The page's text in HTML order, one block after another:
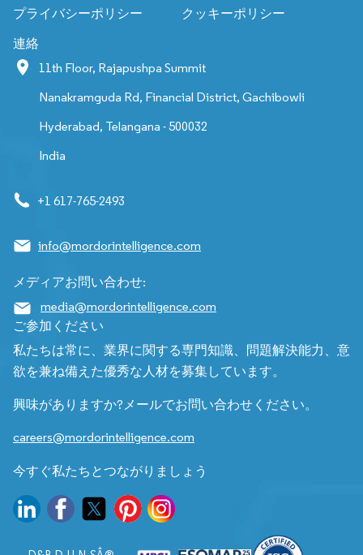
プライバシーポリシー クッキーポリシー
連絡
11th Floor, Rajapushpa Summit
Nanakramguda Rd, Financial District, Gachibowli
Hyderabad, Telangana - 500032
India
+1 617-765-2493
info@mordorintelligence.com
メディアお問い合わせ:
media@mordorintelligence.com
ご参加ください
私たちは常に、業界に関する専門知識、問題解決能力、意
欲を兼ね備えた優秀な人材を募集しています。
興味がありますか?メールでお問い合わせください。
careers@mordorintelligence.com
今すぐ私たちとつながりましょう